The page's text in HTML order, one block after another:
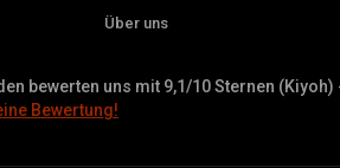
Über uns
bewerten uns mit 9,1/10 Sternen
Bewertung!